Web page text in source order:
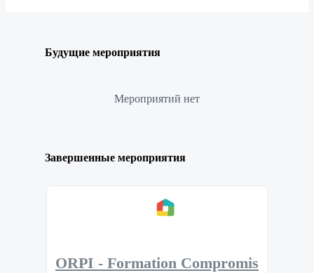
Будущие мероприятия
Мероприятий нет
Завершенные мероприятия
ORPI - Formation Compromis